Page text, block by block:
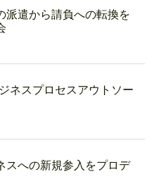
派遣から請負への転換を
ネスプロセスアウトソー
スへの新規参入をプロデ